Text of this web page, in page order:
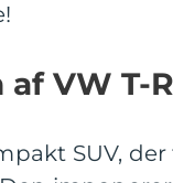
VW T-
SUV,